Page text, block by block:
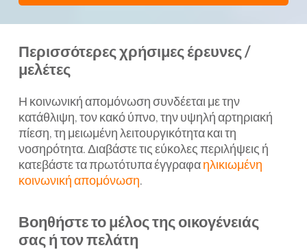
Περισσότερες χρήσιμες έρευνες /
μελέτες
Η κοινωνική απομόνωση συνδέεται με την
κατάθλιψη, τον κακό ύπνο, την υψηλή αρτηριακή
πίεση, τη μειωμένη λειτουργικότητα και τη
νοσηρότητα. Διαβάστε τις εύκολες περιλήψεις ή
κατεβάστε τα πρωτότυπα έγγραφαηλικιωμένη
κοινωνική απομόνωση.
Βοηθήστε το μέλος της οικογένειάς
σας ή τον πελάτη